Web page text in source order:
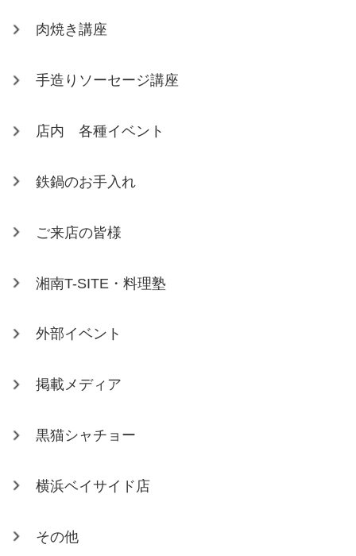
肉焼き講座
手造りソーセージ講座
店内 各種イベント
鉄鍋のお手入れ
ご来店の皆様
湘南T-SITE・料理塾
外部イベント
掲載メディア
黒猫シャチョー
横浜ベイサイド店
その他